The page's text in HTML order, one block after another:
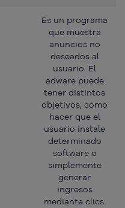
Es un programa
que muestra
anuncios no
deseados al
usuario. El
adware puede
tener distintos
objetivos, como
hacer que el
usuario instale
determinado
software o
simplemente
generar
ingresos
mediante clics.